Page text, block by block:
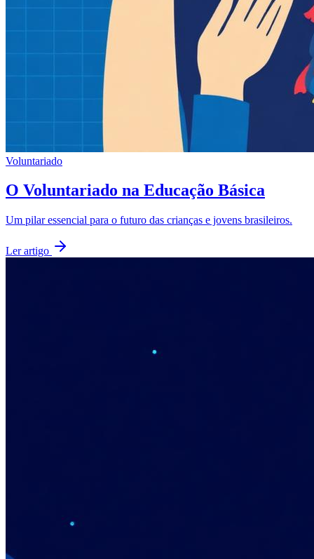
Voluntariado
O Voluntariado na Educação Básica
Um pilar essencial para o futuro das crianças e jovens brasileiros.
Ler artigo